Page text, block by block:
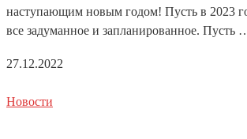
наступающим новым годом! Пусть в 2023
все задуманное и запланированное. Пусть
27.12.2022
Новости